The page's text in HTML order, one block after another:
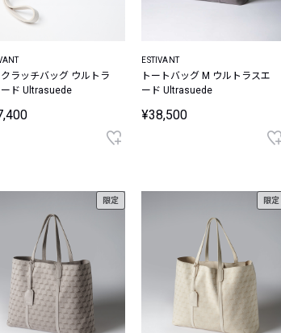
クラッチバッグ ウルトラ
ド Ultrasuede
ESTIVANT
トートバッグ M ウルトラスエ
ード Ultrasuede
¥38,500
限定 限定